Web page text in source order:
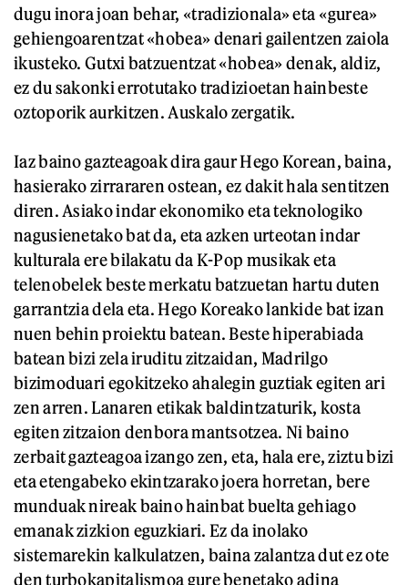
dugu inora joan behar, «tradizionala» eta «gurea»
gehiengoarentzat «hobea» denari gailentzen zaiola
ikusteko. Gutxi batzuentzat «hobea» denak, aldiz,
ez du sakonki errotutako tradizioetan hainbeste
oztoporik aurkitzen. Auskalo zergatik.
Iaz baino gazteagoak dira gaur Hego Korean, baina,
hasierako zirrararen ostean, ez dakit hala sentitzen
diren. Asiako indar ekonomiko eta teknologiko
nagusienetako bat da, eta azken urteotan indar
kulturala ere bilakatu da K-Pop musikak eta
telenobelek beste merkatu batzuetan hartu duten
garrantzia dela eta. Hego Koreako lankide bat izan
nuen behin proiektu batean. Beste hiperabiada
batean bizi zela iruditu zitzaidan, Madrilgo
bizimoduari egokitzeko ahalegin guztiak egiten ari
zen arren. Lanaren etikak baldintzaturik, kosta
egiten zitzaion denbora mantsotzea. Ni baino
zerbait gazteagoa izango zen, eta, hala ere, ziztu bizi
eta etengabeko ekintzarako joera horretan, bere
munduak nireak baino hainbat buelta gehiago
emanak zizkion eguzkiari. Ez da inolako
sistemarekin kalkulatzen, baina zalantza dut ez ote
den turbokapitalismoa gure benetako adina